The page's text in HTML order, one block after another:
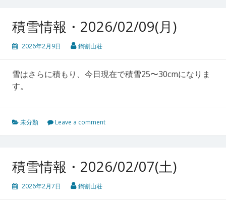
積雪情報・2026/02/09(月)
2026年2月9日 鍋割山荘
雪はさらに積もり、今日現在で積雪25〜30cmになりま
す。
未分類 Leave a comment
積雪情報・2026/02/07(土)
2026年2月7日 鍋割山荘